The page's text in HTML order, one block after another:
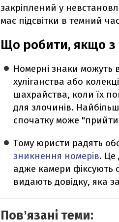
закріплений у
має підсвітки в темний
Що робити, якщо з
Номерні знаки можуть
хуліганства або
шахрайства, коли їх
для злочинів.
спочатку може
Тому юристи радять
зникнення номерів. Це
адже камери фіксують
видають довідку, яка
Повʼязані теми: